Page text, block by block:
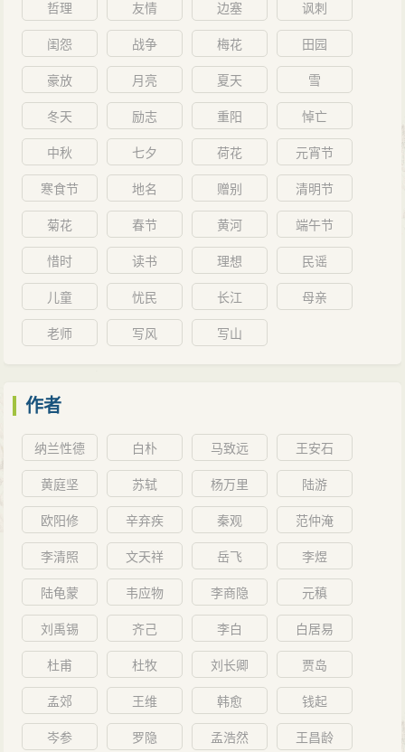
哲理 友情 边塞 讽刺
闺怨 战争 梅花 田园
豪放 月亮 夏天 雪
冬天 励志 重阳 悼亡
中秋 七夕 荷花 元宵节
寒食节 地名 赠别 清明节
菊花 春节 黄河 端午节
惜时 读书 理想 民谣
儿童 忧民 长江 母亲
老师 写风 写山
作者
纳兰性德 白朴 马致远 王安石
黄庭坚 苏轼 杨万里 陆游
欧阳修 辛弃疾 秦观 范仲淹
李清照 文天祥 岳飞 李煜
陆龟蒙 韦应物 李商隐 元稹
刘禹锡 齐己 李白 白居易
杜甫 杜牧 刘长卿 贾岛
孟郊 王维 韩愈 钱起
岑参 罗隐 孟浩然 王昌龄